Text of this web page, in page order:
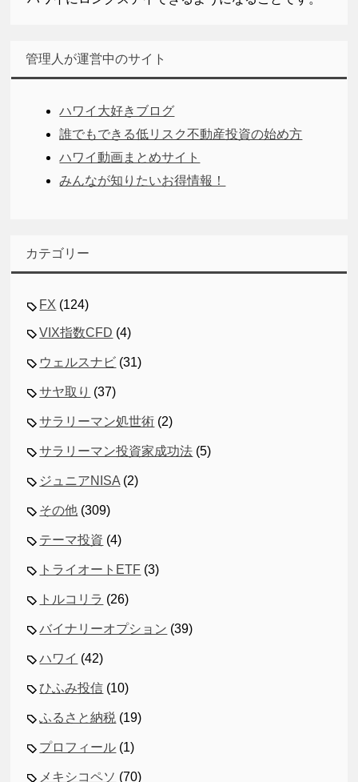
管理人が運営中のサイト
ハワイ大好きブログ
誰でもできる低リスク不動産投資の始め方
ハワイ動画まとめサイト
みんなが知りたいお得情報！
カテゴリー
FX (124)
VIX指数CFD (4)
ウェルスナビ (31)
サヤ取り (37)
サラリーマン処世術 (2)
サラリーマン投資家成功法 (5)
ジュニアNISA (2)
その他 (309)
テーマ投資 (4)
トライオートETF (3)
トルコリラ (26)
バイナリーオプション (39)
ハワイ (42)
ひふみ投信 (10)
ふるさと納税 (19)
プロフィール (1)
メキシコペソ (70)